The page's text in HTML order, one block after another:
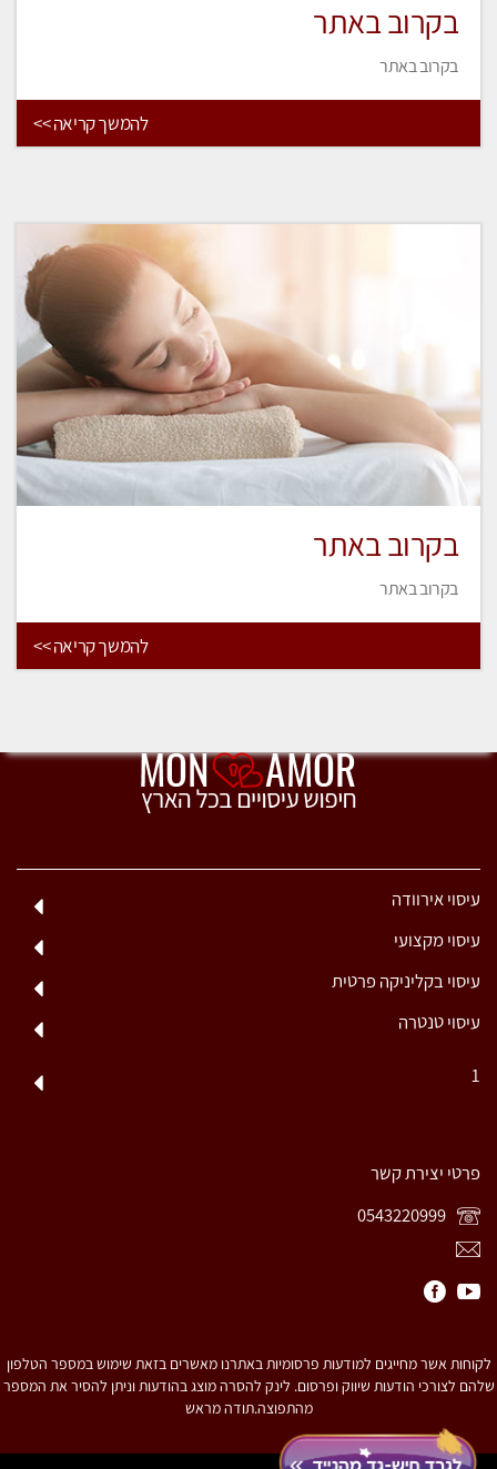
בקרוב באתר
בקרוב באתר
להמשך קריאה >>
בקרוב באתר
בקרוב באתר
להמשך קריאה >>
עיסוי אירוודה
עיסוי מקצועי
עיסוי בקליניקה פרטית
עיסוי טנטרה
1
פרטי יצירת קשר
לקוחות אשר מחייגים למודעות פרסומיות באתרנו מאשרים בזאת שימוש במספר הטלפון
שלהם לצורכי הודעות שיווק ופרסום. לינק להסרה מוצג בהודעות וניתן להסיר את המספר
מהתפוצה.תודה מראש